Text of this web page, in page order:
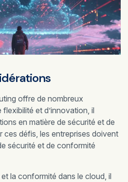
offre de nombreux
et d’innovation, il
en matière de sécurité et de
ces défis, les entreprises doivent
sécurité et de conformité
la conformité dans le cloud, il